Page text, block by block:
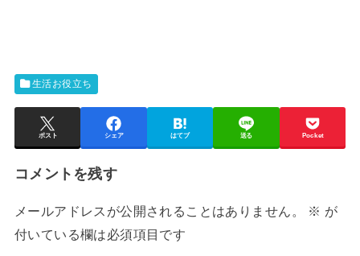
生活お役立ち
ポスト シェア はてブ 送る Pocket
コメントを残す
メールアドレスが公開されることはありません。 ※ が
付いている欄は必須項目です